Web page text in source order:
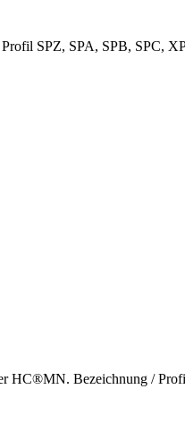
SPZ, SPA, SPB, SPC,
HC®MN. Bezeichnung /